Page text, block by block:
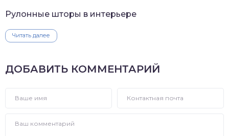
Рулонные шторы в интерьере
Читать далее
ДОБАВИТЬ КОММЕНТАРИЙ